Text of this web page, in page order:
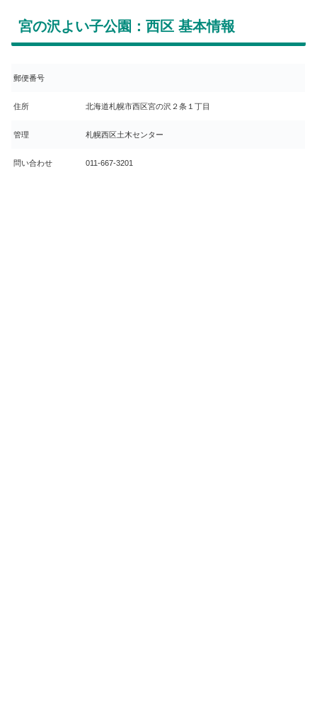
宮の沢よい子公園：西区 基本情報
郵便番号
住所 北海道札幌市西区宮の沢２条１丁目
管理 札幌西区土木センター
問い合わせ 011-667-3201